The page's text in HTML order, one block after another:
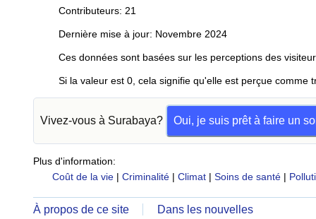
Contributeurs: 21
Dernière mise à jour: Novembre 2024
Ces données sont basées sur les perceptions des
Si la valeur est 0, cela signifie qu'elle est perçue
Vivez-vous à Surabaya? Oui, je suis prêt à faire un
Plus d'information:
Coût de la vie | Criminalité | Climat | Soins de santé |
À propos de ce site Dans les nouvelles